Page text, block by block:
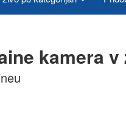
kamera v